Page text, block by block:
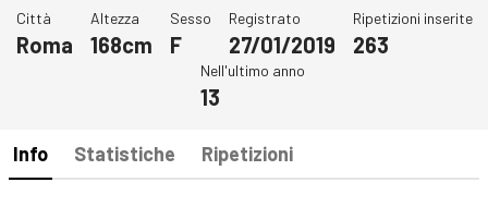
Città
Roma
Altezza
168cm
Sesso
F
Registrato
27/01/2019
Ripetizioni inserite
263
Nell'ultimo anno
13
Info Statistiche Ripetizioni